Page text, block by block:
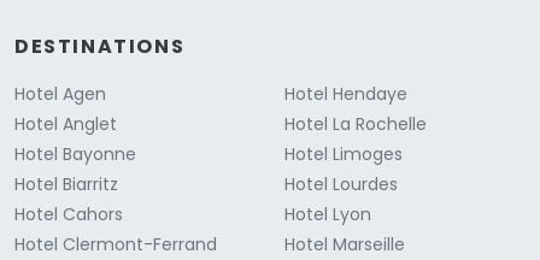
DESTINATIONS
Hotel Agen
Hotel Anglet
Hotel Bayonne
Hotel Biarritz
Hotel Cahors
Hotel Clermont-Ferrand
Hotel Hendaye
Hotel La Rochelle
Hotel Limoges
Hotel Lourdes
Hotel Lyon
Hotel Marseille